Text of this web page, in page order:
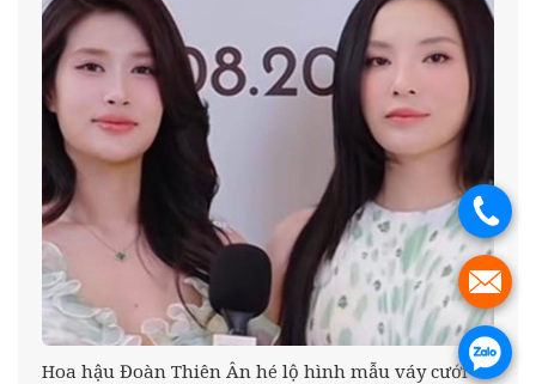
Hoa hậu Đoàn Thiên Ân hé lộ hình mẫu váy cưới
.
.
.